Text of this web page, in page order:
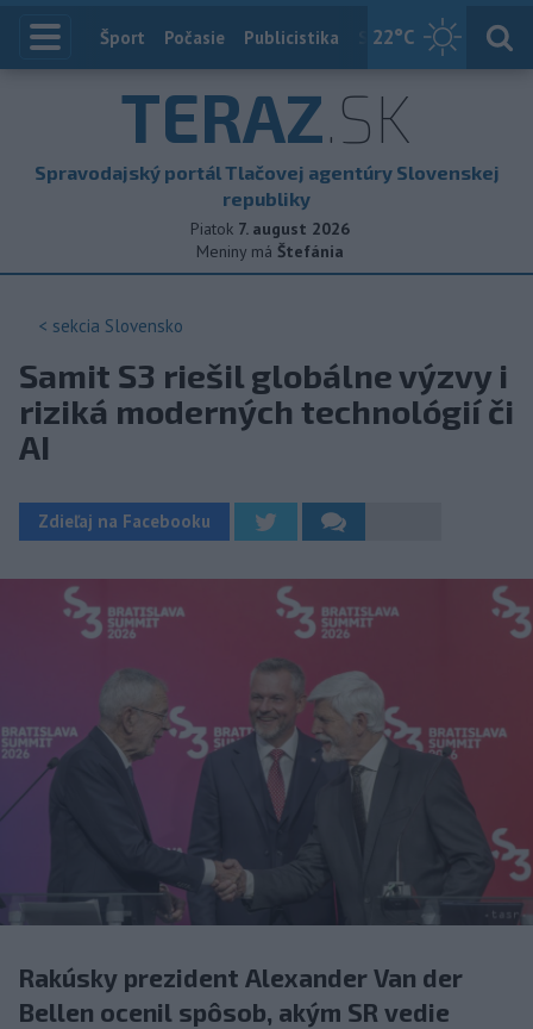
22°C
Index
Šport Počasie Publicistika Slovensko
TERAZ.SK
Spravodajský portál Tlačovej agentúry Slovenskej
republiky
Piatok 7. august 2026
Meniny má Štefánia
< sekcia Slovensko
Samit S3 riešil globálne výzvy i
riziká moderných technológií či
AI
Zdieľaj na Facebooku
Rakúsky prezident Alexander Van der
Bellen ocenil spôsob, akým SR vedie